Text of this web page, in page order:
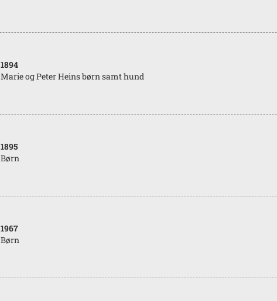
1894
Marie og Peter Heins børn samt hund
1895
Børn
1967
Børn